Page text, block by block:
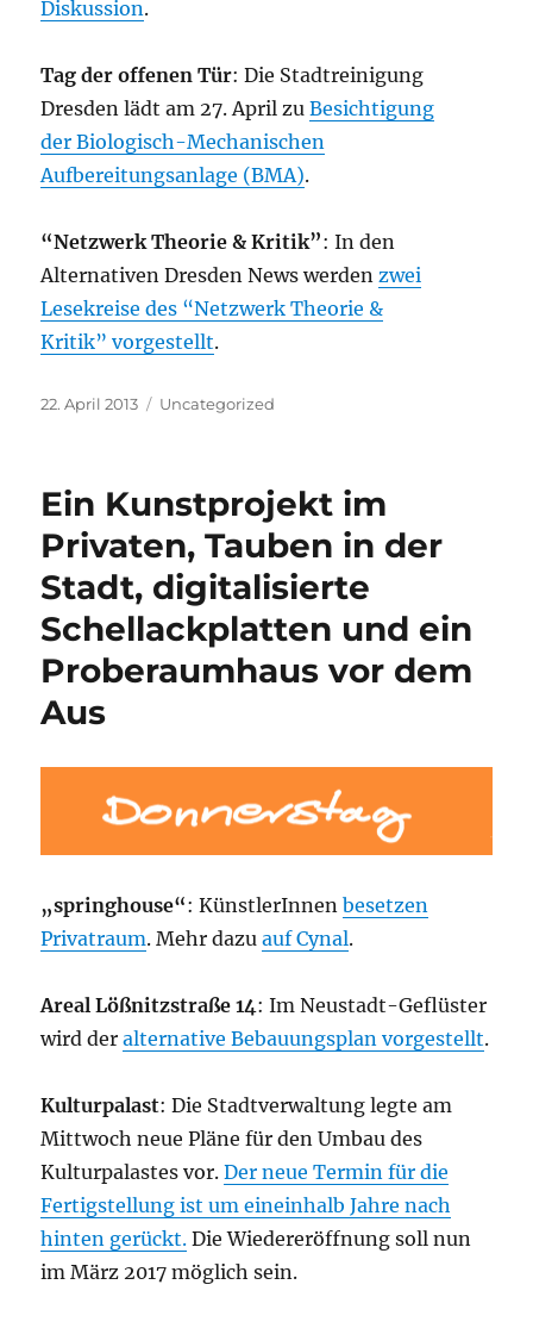
Diskussion.
Tag der offenen Tür: Die Stadtreinigung
Dresden lädt am 27. April zuBesichtigung
der Biologisch-Mechanischen
Aufbereitungsanlage (BMA).
“Netzwerk Theorie & Kritik”: In den
Alternativen Dresden News werden zwei
Lesekreise des “Netzwerk Theorie &
Kritik” vorgestellt.
Veröffentlicht
22. April 2013 Kategorien
Uncategorized
Ein Kunstprojekt im
Privaten, Tauben in der
Stadt, digitalisierte
Schellackplatten und ein
Proberaumhaus vor dem
Aus
„springhouse“: KünstlerInnenbesetzen
Privatraum. Mehr dazuauf Cynal.
Areal Lößnitzstraße 14: Im Neustadt-Geflüster
wird deralternative Bebauungsplan vorgestellt.
Kulturpalast: Die Stadtverwaltung legte am
Mittwoch neue Pläne für den Umbau des
Kulturpalastes vor.Der neue Termin für die
Fertigstellung ist um eineinhalb Jahre nach
hinten gerückt. Die Wiedereröffnung soll nun
im März 2017 möglich sein.